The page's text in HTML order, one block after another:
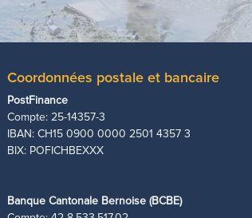
Coordonnées postale et bancaire
PostFinance
Compte: 25-14357-3
IBAN: CH15 0900 0000 2501 4357 3
BIX: POFICHBEXXX
Banque Cantonale Bernoise (BCBE)